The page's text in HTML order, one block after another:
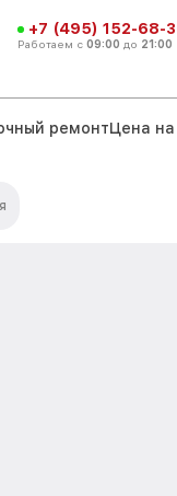
+7 (495) 152-68-
Работаем с 09:00 до 21:00
ремонтЦена